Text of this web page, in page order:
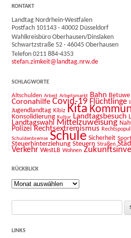
KONTAKT
Landtag Nordrhein-Westfalen
Postfach 101143 · 40002 Düsseldorf
Wahlkreisbüro Oberhausen/Dinslaken
Schwartzstraße 52 · 46045 Oberhausen
Telefon 0211 884-4353
stefan.zimkeit@landtag.nrw.de
SCHLAGWORTE
Altschulden Arbeit Arbeitsmarkt Bahn Betuwe
Coronahilfe Covid-19 Flüchtlinge
Jugendlandtag Kibiz Kita
Konsolidierung Kultur Landtagsbesuch
Landtagswahl Mittelzuweisung
Polizei Rechtsextremismus
Schuldenbremse Schule Sicherheit Sport
Steuerhinterziehung Steuern Straßen
Verkehr WestLB Wohnen
RÜCKBLICK
Rückblick
Suche
LINKS